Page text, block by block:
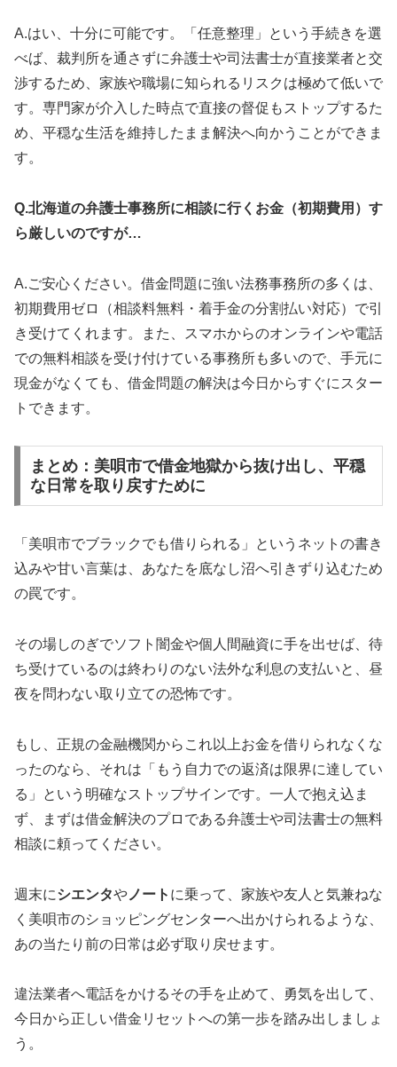
A.はい、十分に可能です。「任意整理」という手続きを選
べば、裁判所を通さずに弁護士や司法書士が直接業者と交
渉するため、家族や職場に知られるリスクは極めて低いで
す。専門家が介入した時点で直接の督促もストップするた
め、平穏な生活を維持したまま解決へ向かうことができま
す。
Q.北海道の弁護士事務所に相談に行くお金（初期費用）す
ら厳しいのですが…
A.ご安心ください。借金問題に強い法務事務所の多くは、
初期費用ゼロ（相談料無料・着手金の分割払い対応）で引
き受けてくれます。また、スマホからのオンラインや電話
での無料相談を受け付けている事務所も多いので、手元に
現金がなくても、借金問題の解決は今日からすぐにスター
トできます。
まとめ：美唄市で借金地獄から抜け出し、平穏
な日常を取り戻すために
「美唄市でブラックでも借りられる」というネットの書き
込みや甘い言葉は、あなたを底なし沼へ引きずり込むため
の罠です。
その場しのぎでソフト闇金や個人間融資に手を出せば、待
ち受けているのは終わりのない法外な利息の支払いと、昼
夜を問わない取り立ての恐怖です。
もし、正規の金融機関からこれ以上お金を借りられなくな
ったのなら、それは「もう自力での返済は限界に達してい
る」という明確なストップサインです。一人で抱え込ま
ず、まずは借金解決のプロである弁護士や司法書士の無料
相談に頼ってください。
週末にシエンタや ノート に乗って、家族や友人と気兼ねな
く美唄市のショッピングセンターへ出かけられるような、
あの当たり前の日常は必ず取り戻せます。
違法業者へ電話をかけるその手を止めて、勇気を出して、
今日から正しい借金リセットへの第一歩を踏み出しましょ
う。